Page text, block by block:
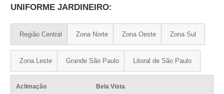
UNIFORME JARDINEIRO:
Região Central Zona Norte Zona Oeste Zona Sul
Zona Leste Grande São Paulo Litoral de São Paulo
Aclimação
Bela Vista